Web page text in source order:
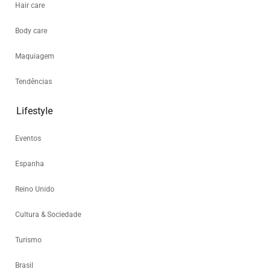
Hair care
Body care
Maquiagem
Tendências
Lifestyle
Eventos
Espanha
Reino Unido
Cultura & Sociedade
Turismo
Brasil